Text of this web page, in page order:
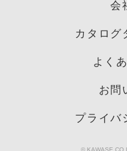
会
カタログ
よく
お問
プライバ
© KAWASE